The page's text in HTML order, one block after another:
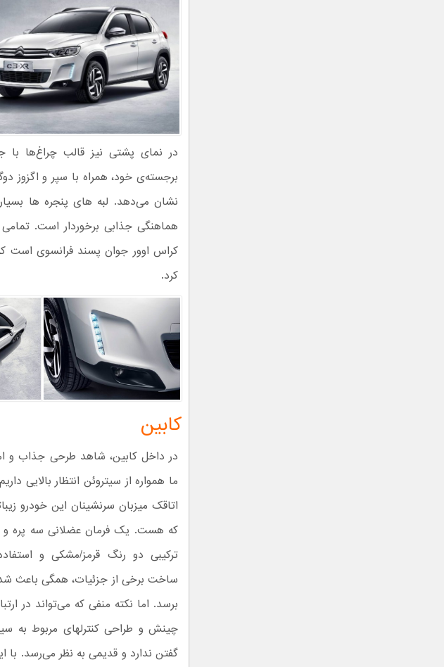
در نمای پشتی نیز قالب چراغ‌ها با
برجسته‌ی خود، همراه با سپر و اگزوز
نشان می‌دهد. لبه های پنجره ها
کراس اوور جوان پسند فرانسوی است
کرد.
کابین
در داخل کابین، شاهد طرحی جذاب و
ما همواره از سیتروئن انتظار بالایی
اتاقک میزبان سرنشینان این خودرو
که هست. یک فرمان عضلانی سه پره
ترکیبی دو رنگ قرمز/مشکی و استفاده
برسد. اما نکته منفی که می‌تواند در
چینش و طراحی کنترلهای مربوط به
گفتن ندارد و قدیمی به نظر می‌رسد. با